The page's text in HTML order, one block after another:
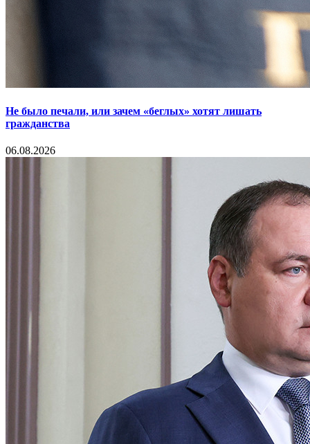
Не было печали, или зачем «беглых» хотят лишать
гражданства
06.08.2026